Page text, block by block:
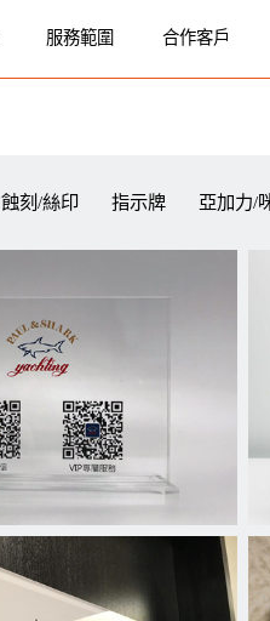
服務範圍 合作客戶
蝕刻/絲印 指示牌 亞加力/